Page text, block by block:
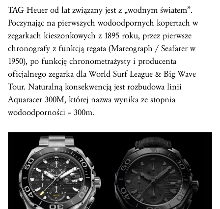
TAG Heuer od lat związany jest z „wodnym światem”.
Poczynając na pierwszych wodoodpornych kopertach w
zegarkach kieszonkowych z 1895 roku, przez pierwsze
chronografy z funkcją regata (Mareograph / Seafarer w
1950), po funkcję chronometrażysty i producenta
oficjalnego zegarka dla World Surf League & Big Wave
Tour. Naturalną konsekwencją jest rozbudowa linii
Aquaracer 300M, której nazwa wynika ze stopnia
wodoodporności – 300m.